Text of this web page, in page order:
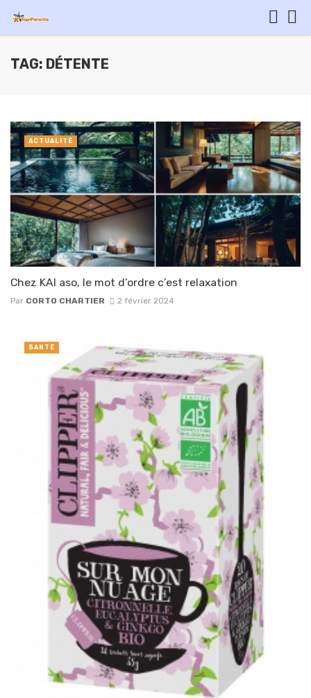
TAG: DÉTENTE
Chez KAI aso, le mot d’ordre c’est relaxation
Par CORTO CHARTIER 2 février 2024
ACTUALITÉ
SANTÉ